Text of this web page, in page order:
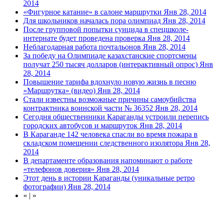
2014
«Фигурное катание» в салоне маршрутки Янв 28, 2014
Для школьников началась пора олимпиад Янв 28, 2014
После групповой попытки суицида в спецшколе-
интернате будет проведена проверка Янв 28, 2014
Неблагодарная работа почтальонов Янв 28, 2014
За победу на Олимпиаде казахстанские спортсмены
получат 250 тысяч долларов (интерактивный опрос) Янв
28, 2014
Повышение тарифа вдохнуло новую жизнь в песню
«Маршрутка» (видео) Янв 28, 2014
Стали известны возможные причины самоубийства
контрактника воинской части № 36352 Янв 28, 2014
Сегодня общественники Караганды устроили перепись
городских автобусов и маршруток Янв 28, 2014
В Караганде 142 человека спасли во время пожара в
складском помещении следственного изолятора Янв 28,
2014
В департаменте образования напоминают о работе
«телефонов доверия» Янв 28, 2014
Этот день в истории Караганды (уникальные ретро
фотографии) Янв 28, 2014
« | »